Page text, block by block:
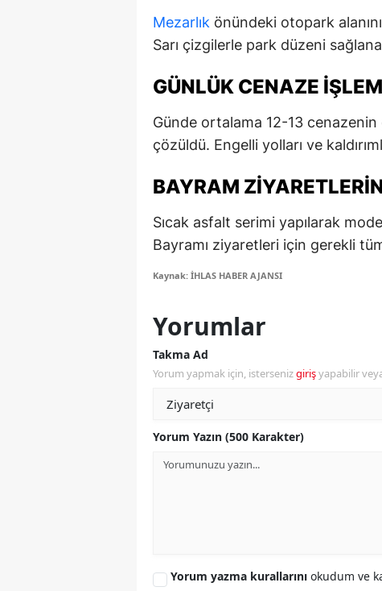
Mezarlık önündeki otopark
Sarı çizgilerle park düzeni
GÜNLÜK CENAZE
Günde ortalama 12-13 cenazenin
çözüldü. Engelli yolları ve
BAYRAM
Sıcak asfalt serimi yapılarak
Bayramı ziyaretleri için gerekli
Kaynak: İHLAS HABER AJANSI
Yorumlar
Takma Ad
Yorum yapmak için, istersenizgirişyapabilir
Yorum Yazın (500 Karakter)
Yorum yazma kurallarını okudum ve